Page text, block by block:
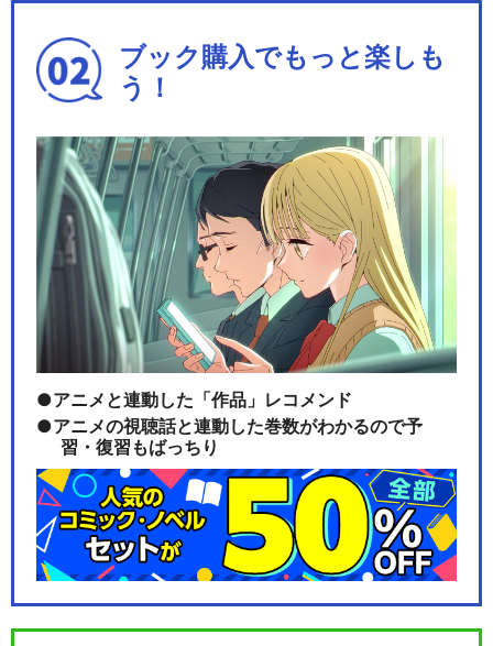
ブック購入でもっと楽しも
う！
アニメと連動した「作品」レコメンド
アニメの視聴話と連動した巻数がわかるので予
習・復習もばっちり